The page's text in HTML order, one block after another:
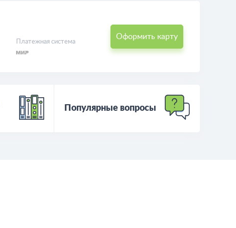
Платежная система
Оформить карту
Популярные вопросы